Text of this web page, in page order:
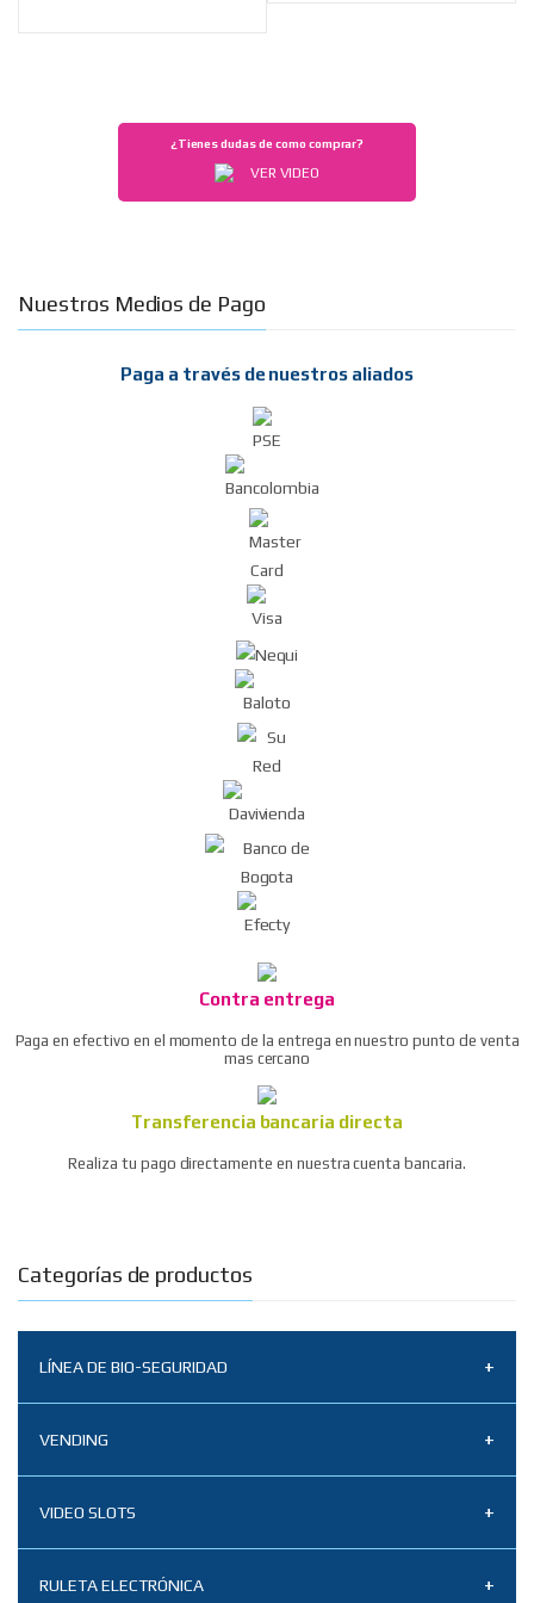
¿Tienes dudas de como comprar?
VER VIDEO
Nuestros Medios de Pago
Paga a través de nuestros aliados
Contra entrega
Paga en efectivo en el momento de la entrega en nuestro punto de venta
mas cercano
Transferencia bancaria directa
Realiza tu pago directamente en nuestra cuenta bancaria.
Categorías de productos
LÍNEA DE BIO-SEGURIDAD
Tapabocas N95
Termómetro infrarrojo BZ-R6 x 2 unidades
VENDING
Sistemas de aceptación vending
Vending repuestos
VIDEO SLOTS
Multipoker
RULETA ELECTRÓNICA